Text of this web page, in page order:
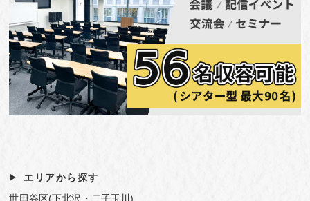
エリアから探す
世田谷区(下北沢・二子玉川)